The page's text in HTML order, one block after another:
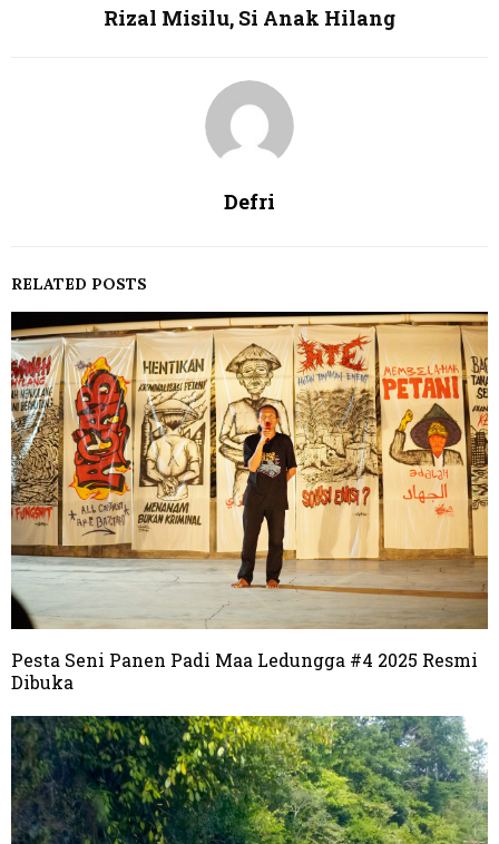
Rizal Misilu, Si Anak Hilang
Defri
RELATED POSTS
Pesta Seni Panen Padi Maa Ledungga #4 2025 Resmi
Dibuka